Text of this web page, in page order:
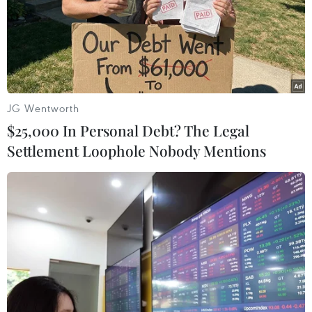
Hệ thống y tế đa cực, đưa y
tế đến gần dân
04/08/2026 04:55
Bộ Y tế đề xuất 8 nhóm
chính sách trong sửa đổi
Luật hiến, ghép mô, tạng
03/08/2026 14:44
Quảng Ninh chấm dứt cơ
sở giết mổ động vật không
đủ điều kiện trước 31/10
03/08/2026 11:31
Bệnh viện hạng đặc biệt cơ
sở Ninh Bình khẳng định
"cánh tay nối dài" hiệu quả
03/08/2026 07:15
JG Wentworth
$25,000 In Personal Debt? The Legal
Settlement Loophole Nobody Mentions